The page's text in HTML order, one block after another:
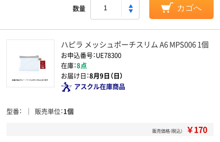
数量 カゴへ
ハピラ メッシュポーチスリム A6 MPS006 1個
お申込番号：UE78300
在庫：8点
お届け日：8月9日（日）
アスクル在庫商品
型番 販売単位 1個
販売価格（税込） ￥170